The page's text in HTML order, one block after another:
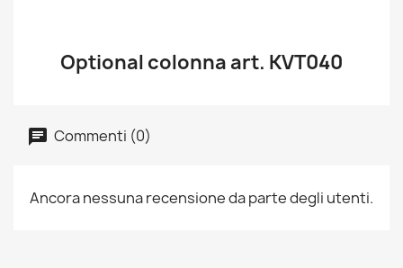
Optional colonna art. KVT040
Commenti (0)
Ancora nessuna recensione da parte degli utenti.